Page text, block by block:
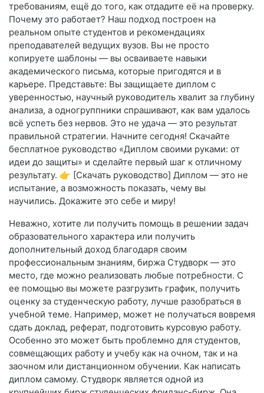
требованиям, ещё до того, как отдадите её на проверку.
Почему это работает? Наш подход построен на
реальном опыте студентов и рекомендациях
преподавателей ведущих вузов. Вы не просто
копируете шаблоны — вы осваиваете навыки
академического письма, которые пригодятся и в
карьере. Представьте: Вы защищаете диплом с
уверенностью, научный руководитель хвалит за глубину
анализа, а одногруппники спрашивают, как вам удалось
всё успеть без нервов. Это не удача — это результат
правильной стратегии. Начните сегодня! Скачайте
бесплатное руководство «Диплом своими руками: от
идеи до защиты» и сделайте первый шаг к отличному
результату. 👉 [Скачать руководство] Диплом — это не
испытание, а возможность показать, чему вы
научились. Докажите это себе и миру!
Неважно, хотите ли получить помощь в решении задач
образовательного характера или получить
дополнительный доход благодаря своим
профессиональным знаниям, биржа Студворк — это
место, где можно реализовать любые потребности. С
ее помощью вы можете разгрузить график, получить
оценку за студенческую работу, лучше разобраться в
учебной теме. Например, может не получаться вовремя
сдать доклад, реферат, подготовить курсовую работу.
Особенно это может быть проблемно для студентов,
совмещающих работу и учебу как на очном, так и на
заочном или дистанционном обучении. Как написать
диплом самому. Студворк является одной из